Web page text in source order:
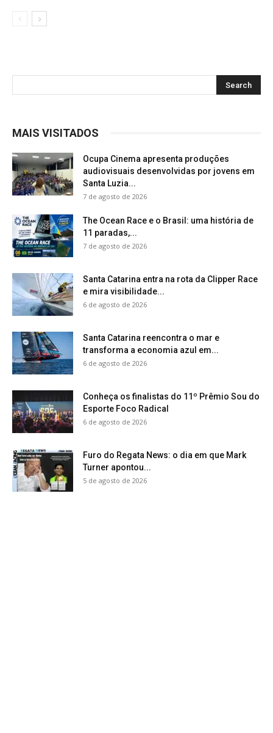
MAIS VISITADOS
Ocupa Cinema apresenta produções
audiovisuais desenvolvidas por jovens em
Santa Luzia...
7 de agosto de 2026
The Ocean Race e o Brasil: uma história de
11 paradas,...
7 de agosto de 2026
Santa Catarina entra na rota da Clipper Race
e mira visibilidade...
6 de agosto de 2026
Santa Catarina reencontra o mar e
transforma a economia azul em...
6 de agosto de 2026
Conheça os finalistas do 11º Prêmio Sou do
Esporte Foco Radical
6 de agosto de 2026
Furo do Regata News: o dia em que Mark
Turner apontou...
5 de agosto de 2026